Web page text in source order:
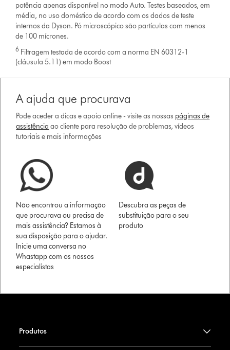
potência apenas disponível no modo Auto. Testes baseados, em
média, no uso doméstico de acordo com os dados de teste
internos da Dyson. Pó microscópico são partículas com menos
de 100 mícrones.
6 Filtragem testada de acordo com a norma EN 60312-1
(cláusula 5.11) em modo Boost
A ajuda que procurava
Pode aceder a dicas e apoio online - visite as nossas páginas de
assistência ao cliente para resolução de problemas, vídeos
tutoriais e mais informações
Não encontrou a informação
que procurava ou precisa de
mais assistência? Estamos à
sua disposição para o ajudar.
Inicie uma conversa no
Whastapp com os nossos
especialistas
Descubra as peças de
substituição para o seu
produto
Produtos